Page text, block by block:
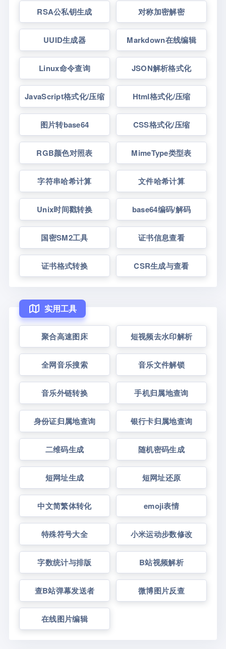
RSA公私钥生成 对称加密解密
UUID生成器 Markdown在线编辑
Linux命令查询 JSON解析格式化
JavaScript格式化/压缩 Html格式化/压缩
图片转base64 CSS格式化/压缩
RGB颜色对照表 MimeType类型表
字符串哈希计算 文件哈希计算
Unix时间戳转换 base64编码/解码
国密SM2工具 证书信息查看
证书格式转换 CSR生成与查看
实用工具
聚合高速图床 短视频去水印解析
全网音乐搜索 音乐文件解锁
音乐外链转换 手机归属地查询
身份证归属地查询 银行卡归属地查询
二维码生成 随机密码生成
短网址生成 短网址还原
中文简繁体转化 emoji表情
特殊符号大全 小米运动步数修改
字数统计与排版 B站视频解析
查B站弹幕发送者 微博图片反查
在线图片编辑